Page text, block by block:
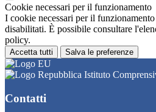
Cookie necessari per il funzionamento
I cookie necessari per il funzionamento
disabilitati. È possibile consultare
policy.
Accetta tutti Salva le preferenze
Istituto
Contatti